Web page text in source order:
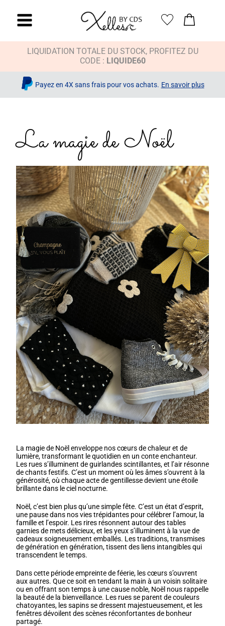
LIQUIDATION TOTALE DU STOCK, PROFITEZ DU
CODE : LIQUIDE60
Payez en 4X sans frais pour vos achats. En savoir plus
La magie de Noël
La magie de Noël enveloppe nos cœurs de chaleur et de
lumière, transformant le quotidien en un conte enchanteur.
Les rues s’illuminent de guirlandes scintillantes, et l’air résonne
de chants festifs. C’est un moment où les âmes s’ouvrent à la
générosité, où chaque acte de gentillesse devient une étoile
brillante dans le ciel nocturne.
Noël, c’est bien plus qu’une simple fête. C’est un état d’esprit,
une pause dans nos vies trépidantes pour célébrer l’amour, la
famille et l’espoir. Les rires résonnent autour des tables
garnies de mets délicieux, et les yeux s’illuminent à la vue de
cadeaux soigneusement emballés. Les traditions, transmises
de génération en génération, tissent des liens intangibles qui
transcendent le temps.
Dans cette période empreinte de féerie, les cœurs s’ouvrent
aux autres. Que ce soit en tendant la main à un voisin solitaire
ou en offrant son temps à une cause noble, Noël nous rappelle
la beauté de la bienveillance. Les rues se parent de couleurs
chatoyantes, les sapins se dressent majestueusement, et les
fenêtres dévoilent des scènes réconfortantes de bonheur
partagé.